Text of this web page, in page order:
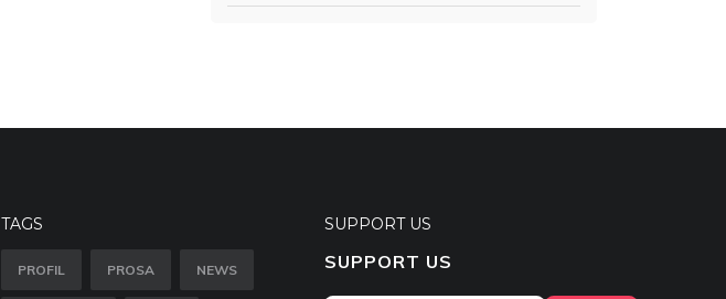
TAGS
PROFIL PROSA NEWS
SUPPORT US
SUPPORT US